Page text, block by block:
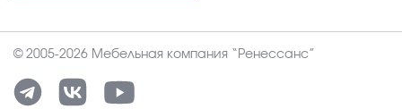
© 2005-2026 Мебельная компания “Ренессанс”